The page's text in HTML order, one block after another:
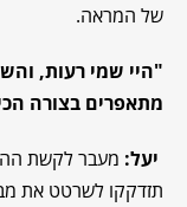
של המראה.
"היי שמי רעות,
מתאפרים בצורה
יעל: מעבר לקשת
תזדקקו לשרטט את